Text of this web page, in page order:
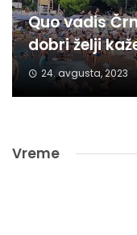
Quo vadis
dobri želji
24. avgusta, 2023
Vreme